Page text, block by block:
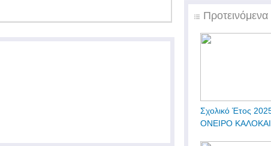
Προτεινόμενα
Σχολικό Έτος
ΟΝΕΙΡΟ